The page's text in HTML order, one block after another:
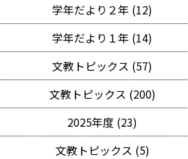
学年だより２年 (12)
学年だより１年 (14)
文教トピックス (57)
文教トピックス (200)
2025年度 (23)
文教トピックス (5)